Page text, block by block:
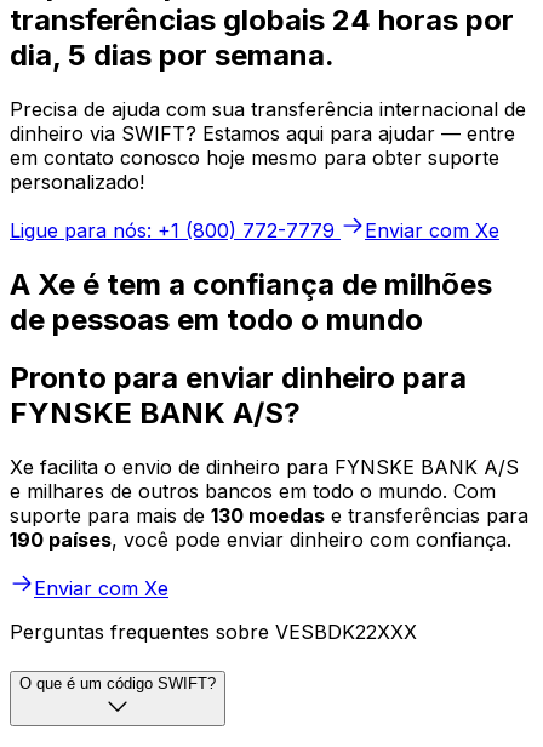
transferências globais 24 horas por
dia, 5 dias por semana.
Precisa de ajuda com sua transferência internacional de
dinheiro via SWIFT? Estamos aqui para ajudar — entre
em contato conosco hoje mesmo para obter suporte
personalizado!
Ligue para nós: +1 (800) 772-7779
Enviar com Xe
A Xe é tem a confiança de milhões
de pessoas em todo o mundo
Pronto para enviar dinheiro para
FYNSKE BANK A/S?
Xe facilita o envio de dinheiro para FYNSKE BANK A/S
e milhares de outros bancos em todo o mundo. Com
suporte para mais de 130 moedas e transferências para
190 países, você pode enviar dinheiro com confiança.
Enviar com Xe
Perguntas frequentes sobre VESBDK22XXX
O que é um código SWIFT?